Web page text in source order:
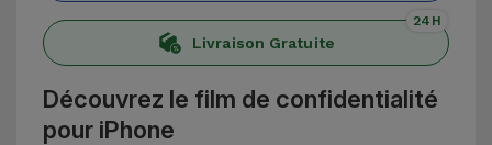
Livraison Gratuite
24H
Découvrez le film de confidentialité
pour iPhone